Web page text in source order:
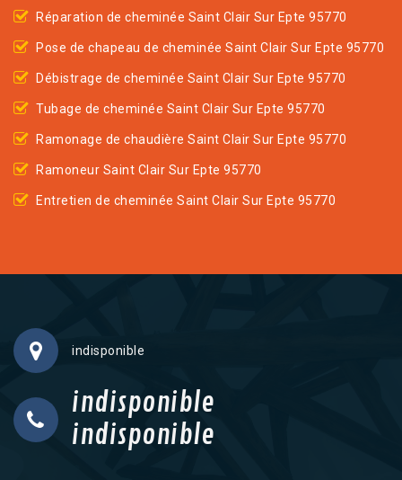
Réparation de cheminée Saint Clair Sur Epte 95770
Pose de chapeau de cheminée Saint Clair Sur Epte 95770
Débistrage de cheminée Saint Clair Sur Epte 95770
Tubage de cheminée Saint Clair Sur Epte 95770
Ramonage de chaudière Saint Clair Sur Epte 95770
Ramoneur Saint Clair Sur Epte 95770
Entretien de cheminée Saint Clair Sur Epte 95770
indisponible
indisponible
indisponible